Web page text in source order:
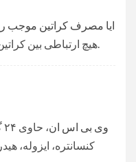
ایا مصرف کراتین
هیچ ارتباطی بین کراتین و ریزش مو وجود ندارد.
وی بی اس ان
کنسانتره، ایزوله،